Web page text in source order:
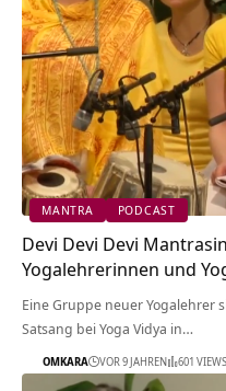
MANTRA PODCAST
Devi Devi Devi
Yogalehrerinnen und
Eine Gruppe neuer Yogalehrer
Satsang bei Yoga Vidya in…
OMKARA VOR 9 JAHREN 601 VIEWS